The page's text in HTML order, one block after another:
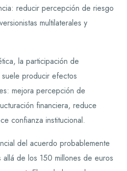
reducir percepción de riesgo
multilaterales y
la participación de
suele producir efectos
mejora percepción de
financiera, reduce
confianza institucional.
del acuerdo probablemente
allá de los 150 millones de euros